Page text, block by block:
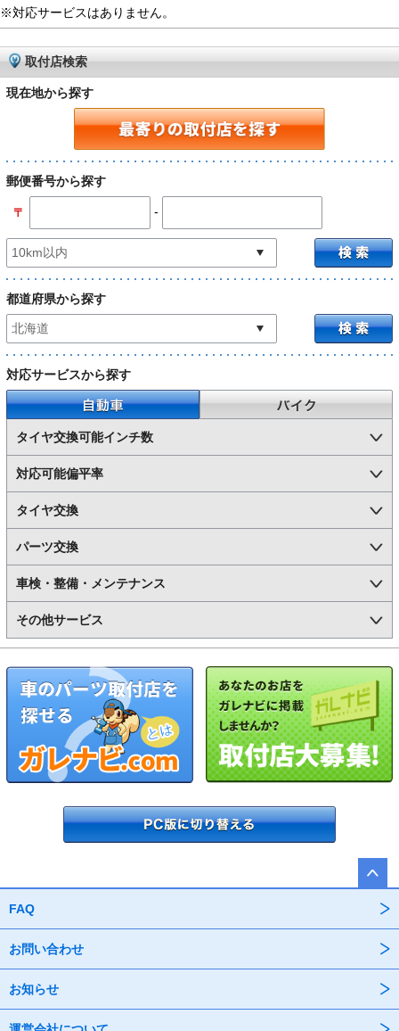
※対応サービスはありません。
取付店検索
現在地から探す
郵便番号から探す
〒 -
都道府県から探す
対応サービスから探す
自動車
バイク
タイヤ交換可能インチ数
対応可能偏平率
タイヤ交換
パーツ交換
車検・整備・メンテナンス
その他サービス
FAQ
お問い合わせ
お知らせ